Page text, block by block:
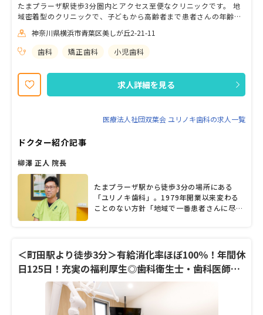
たまプラーザ駅徒歩3分圏内とアクセス至便なクリニックです。 地
域密着型のクリニックで、子どもから高齢者まで患者さんの年齢層
の特徴。フラットな関係でアットホームな雰囲気ですので、なにか
困ったことがあればすぐに相談できる環境です。 少しでも興味があ
りましたら、ぜひお気軽にご応募ください。
神奈川県横浜市青葉区美しが丘2-21-11
歯科
矯正歯科 小児歯科
求人詳細を見る
医療法人社団双葉会 ユリノキ歯科の求人一覧
ドクター紹介記事
柳澤 正人 院長
たまプラーザ駅から徒歩3分の場所にある
「ユリノキ歯科」。1979年開業以来変わる
ことのない方針「地域で一番患者さんに尽く
の対策」「定期検診と予防歯科の啓発」「子
どもの健康を育む予防歯科」「審美性の追
求」の5つ。「ネット予約全盛ですが、今痛
みでつらい思いをしている人も予約制にして
しまうと、患者本位の歯科医療からは遠ざか
ってしまいます」と話す柳澤院長にとって、
＜町田駅より徒歩3分＞有給消化率ほぼ100％！年間休
日125日！充実の福利厚生◎歯科衛生士・歯科医師募